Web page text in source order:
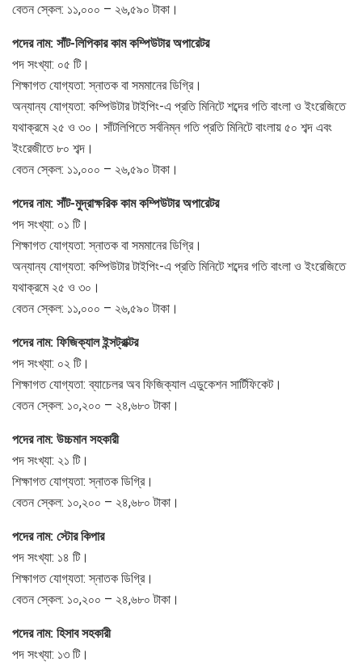
বেতন স্কেল: ১১,০০০ – ২৬,৫৯০ টাকা।
পদের নাম: সাঁট-লিপিকার কাম কম্পিউটার অপারেটর
পদ সংখ্যা: ০৫ টি।
শিক্ষাগত যোগ্যতা: স্নাতক বা সমমানের ডিগ্রি।
অন্যান্য যোগ্যতা: কম্পিউটার টাইপিং-এ প্রতি মিনিটে শব্দের গতি বাংলা ও ইংরেজিতে
যথাক্রমে ২৫ ও ৩০। সাঁটলিপিতে সর্বনিম্ন গতি প্রতি মিনিটে বাংলায় ৫০ শব্দ এবং
ইংরেজীতে ৮০ শব্দ।
বেতন স্কেল: ১১,০০০ – ২৬,৫৯০ টাকা।
পদের নাম: সাঁট-মুদ্রাক্ষরিক কাম কম্পিউটার অপারেটর
পদ সংখ্যা: ০১ টি।
শিক্ষাগত যোগ্যতা: স্নাতক বা সমমানের ডিগ্রি।
অন্যান্য যোগ্যতা: কম্পিউটার টাইপিং-এ প্রতি মিনিটে শব্দের গতি বাংলা ও ইংরেজিতে
যথাক্রমে ২৫ ও ৩০।
বেতন স্কেল: ১১,০০০ – ২৬,৫৯০ টাকা।
পদের নাম: ফিজিক্যাল ইন্সট্রাক্টর
পদ সংখ্যা: ০২ টি।
শিক্ষাগত যোগ্যতা: ব্যাচেলর অব ফিজিক্যাল এডুকেশন সার্টিফিকেট।
বেতন স্কেল: ১০,২০০ – ২৪,৬৮০ টাকা।
পদের নাম: উচ্চমান সহকারী
পদ সংখ্যা: ২১ টি।
শিক্ষাগত যোগ্যতা: স্নাতক ডিগ্রি।
বেতন স্কেল: ১০,২০০ – ২৪,৬৮০ টাকা।
পদের নাম: স্টোর কিপার
পদ সংখ্যা: ১৪ টি।
শিক্ষাগত যোগ্যতা: স্নাতক ডিগ্রি।
বেতন স্কেল: ১০,২০০ – ২৪,৬৮০ টাকা।
পদের নাম: হিসাব সহকারী
পদ সংখ্যা: ১৩ টি।